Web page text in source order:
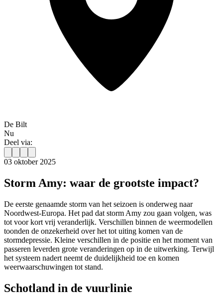
De Bilt
Nu
Deel via:
03 oktober 2025
Storm Amy: waar de grootste impact?
De eerste genaamde storm van het seizoen is onderweg naar
Noordwest-Europa. Het pad dat storm Amy zou gaan volgen, was
tot voor kort vrij veranderlijk. Verschillen binnen de weermodellen
toonden de onzekerheid over het tot uiting komen van de
stormdepressie. Kleine verschillen in de positie en het moment van
passeren leverden grote veranderingen op in de uitwerking. Terwijl
het systeem nadert neemt de duidelijkheid toe en komen
weerwaarschuwingen tot stand.
Schotland in de vuurlinie